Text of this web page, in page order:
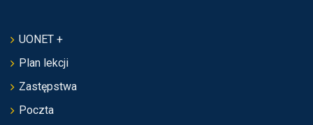
UONET +
Plan lekcji
Zastępstwa
Poczta